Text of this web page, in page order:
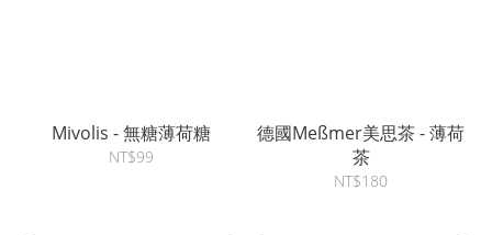
Mivolis - 無糖薄荷糖
NT$99
德國Meßmer美思茶 - 薄荷
茶
NT$180